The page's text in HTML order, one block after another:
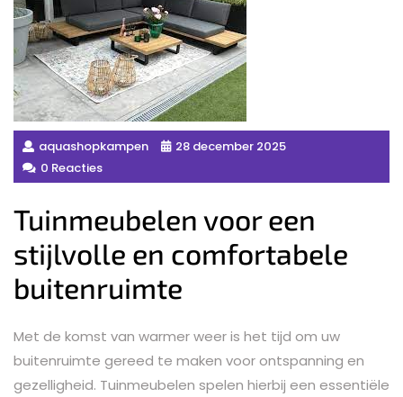
aquashopkampen
28 december 2025
0 Reacties
Tuinmeubelen voor een
stijlvolle en comfortabele
buitenruimte
Met de komst van warmer weer is het tijd om uw
buitenruimte gereed te maken voor ontspanning en
gezelligheid. Tuinmeubelen spelen hierbij een essentiële